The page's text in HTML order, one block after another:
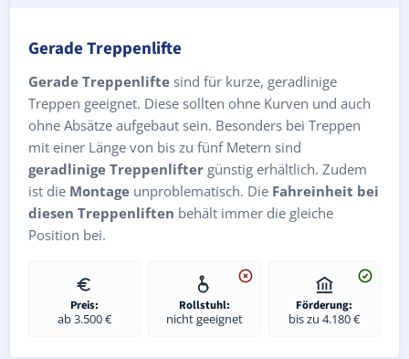
Gerade Treppenlifte
Gerade Treppenlifte sind für kurze, geradlinige
Treppen geeignet. Diese sollten ohne Kurven und auch
ohne Absätze aufgebaut sein. Besonders bei Treppen
mit einer Länge von bis zu fünf Metern sind
geradlinige Treppenlifter günstig erhältlich. Zudem
ist die Montage unproblematisch. Die Fahreinheit bei
diesen Treppenliften behält immer die gleiche
Position bei.
Preis:
ab 3.500 €
Rollstuhl:
nicht geeignet
Förderung:
bis zu 4.180 €